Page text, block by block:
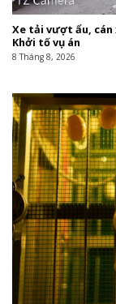
Xe tải vượt ẩu, cán
Khởi tố vụ án
8 Tháng 8, 2026